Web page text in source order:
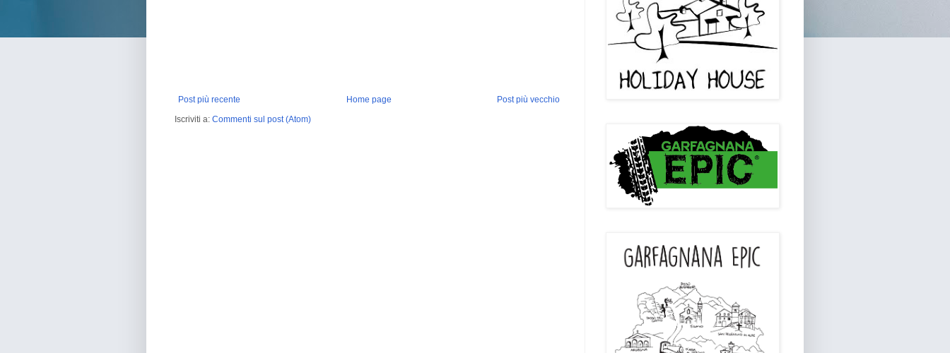
Post più recente Post più vecchio
Home page
Iscriviti a: Commenti sul post (Atom)